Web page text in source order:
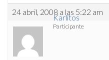
24 abril, 2008 a las 5:22 am
Karlitos
Participante